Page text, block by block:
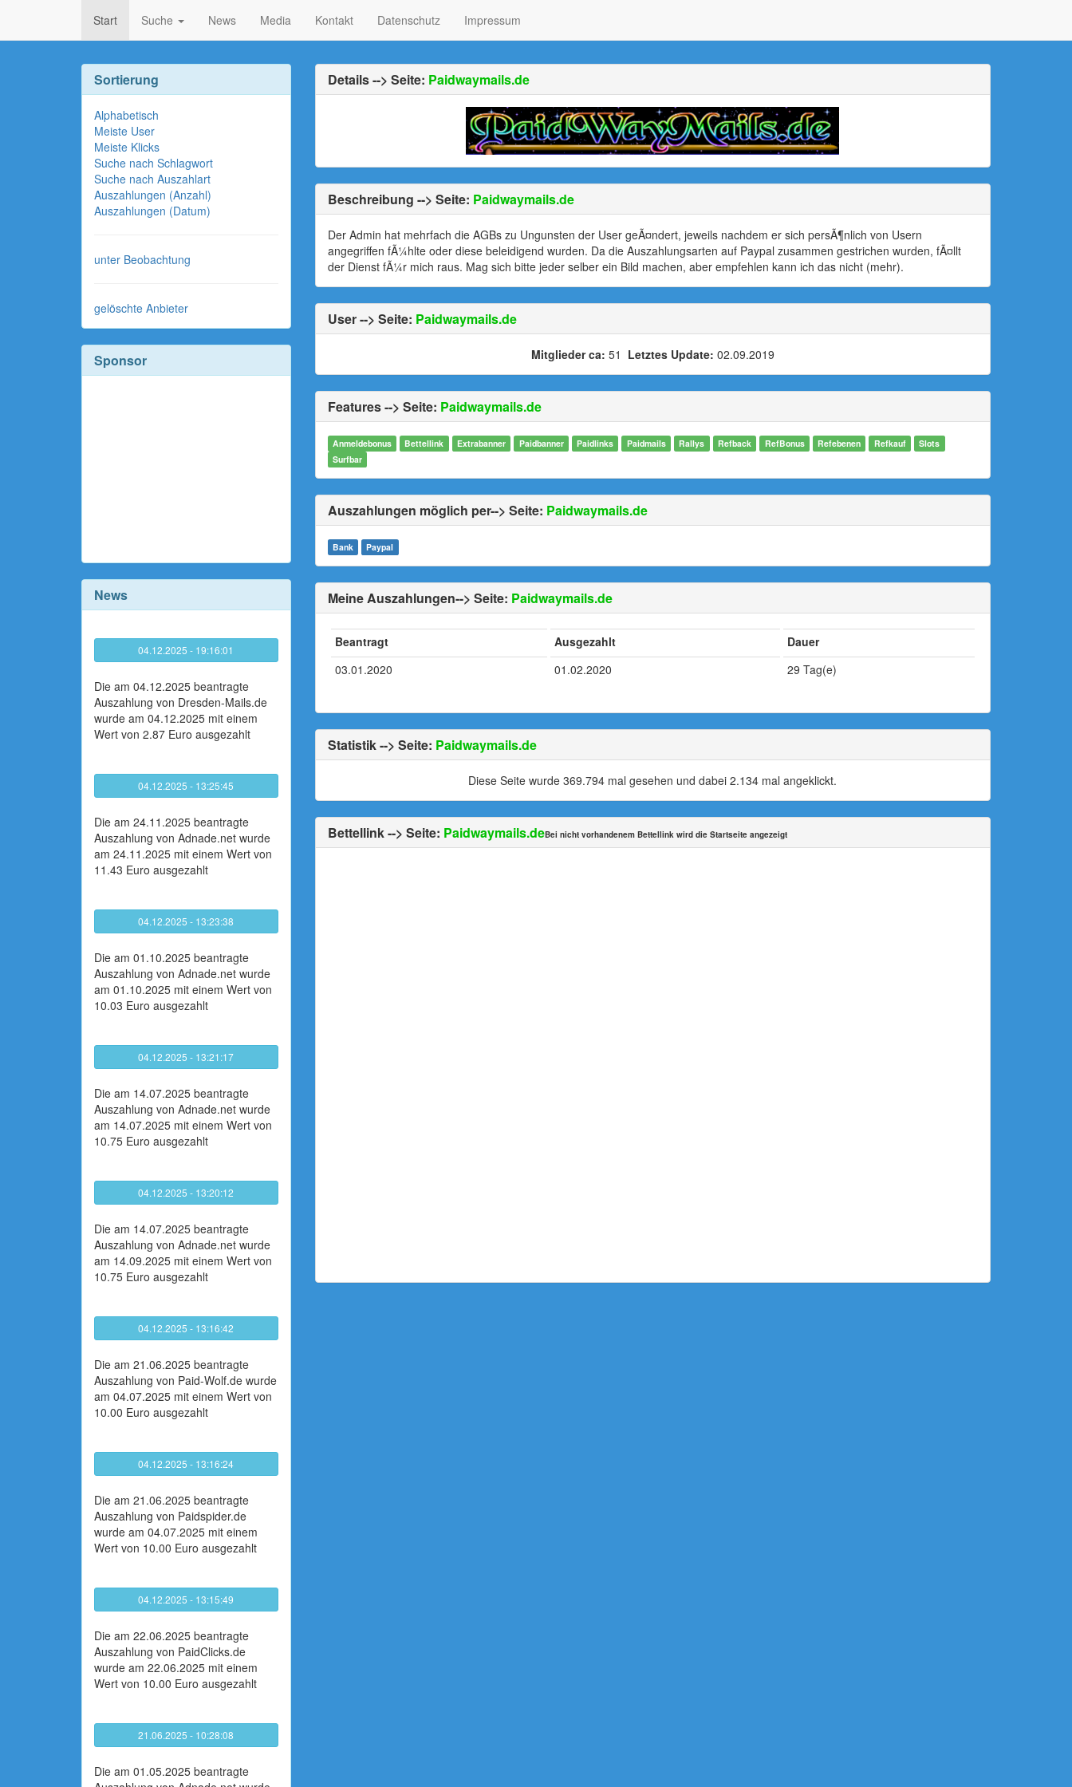
Start Suche News Media Kontakt Datenschutz Impressum
Sortierung
Alphabetisch
Meiste User
Meiste Klicks
Suche nach Schlagwort
Suche nach Auszahlart
Auszahlungen (Anzahl)
Auszahlungen (Datum)
unter Beobachtung
gelöschte Anbieter
Sponsor
News
04.12.2025 - 19:16:01
Die am 04.12.2025 beantragte
Auszahlung von Dresden-Mails.de
wurde am 04.12.2025 mit einem
Wert von 2.87 Euro ausgezahlt
04.12.2025 - 13:25:45
Die am 24.11.2025 beantragte
Auszahlung von Adnade.net wurde
am 24.11.2025 mit einem Wert von
11.43 Euro ausgezahlt
04.12.2025 - 13:23:38
Die am 01.10.2025 beantragte
Auszahlung von Adnade.net wurde
am 01.10.2025 mit einem Wert von
10.03 Euro ausgezahlt
04.12.2025 - 13:21:17
Die am 14.07.2025 beantragte
Auszahlung von Adnade.net wurde
am 14.07.2025 mit einem Wert von
10.75 Euro ausgezahlt
04.12.2025 - 13:20:12
Die am 14.07.2025 beantragte
Auszahlung von Adnade.net wurde
am 14.09.2025 mit einem Wert von
10.75 Euro ausgezahlt
04.12.2025 - 13:16:42
Die am 21.06.2025 beantragte
Auszahlung von Paid-Wolf.de wurde
am 04.07.2025 mit einem Wert von
10.00 Euro ausgezahlt
04.12.2025 - 13:16:24
Die am 21.06.2025 beantragte
Auszahlung von Paidspider.de
wurde am 04.07.2025 mit einem
Wert von 10.00 Euro ausgezahlt
04.12.2025 - 13:15:49
Die am 22.06.2025 beantragte
Auszahlung von PaidClicks.de
wurde am 22.06.2025 mit einem
Wert von 10.00 Euro ausgezahlt
21.06.2025 - 10:28:08
Die am 01.05.2025 beantragte
Details --> Seite: Paidwaymails.de
Beschreibung --> Seite: Paidwaymails.de
Der Admin hat mehrfach die AGBs zu Ungunsten der User geÃ¤ndert, jeweils nachdem er sich persÃ¶nlich von Usern
angegriffen fÃ¼hlte oder diese beleidigend wurden. Da die Auszahlungsarten auf Paypal zusammen gestrichen wurden, fÃ¤llt
der Dienst fÃ¼r mich raus. Mag sich bitte jeder selber ein Bild machen, aber empfehlen kann ich das nicht (mehr).
User --> Seite: Paidwaymails.de
Mitglieder ca: 51 Letztes Update: 02.09.2019
Features --> Seite: Paidwaymails.de
Anmeldebonus Bettellink Extrabanner Paidbanner Paidlinks Paidmails Rallys Refback RefBonus Refebenen Refkauf
Slots
Surfbar
Auszahlungen möglich per--> Seite: Paidwaymails.de
Bank Paypal
Meine Auszahlungen--> Seite: Paidwaymails.de
Beantragt Ausgezahlt
Dauer
03.01.2020
01.02.2020 29 Tag(e)
Statistik --> Seite: Paidwaymails.de
Diese Seite wurde 369.794 mal gesehen und dabei 2.134 mal angeklickt.
Bettellink --> Seite: Paidwaymails.deBei nicht vorhandenem Bettellink wird die Startseite angezeigt